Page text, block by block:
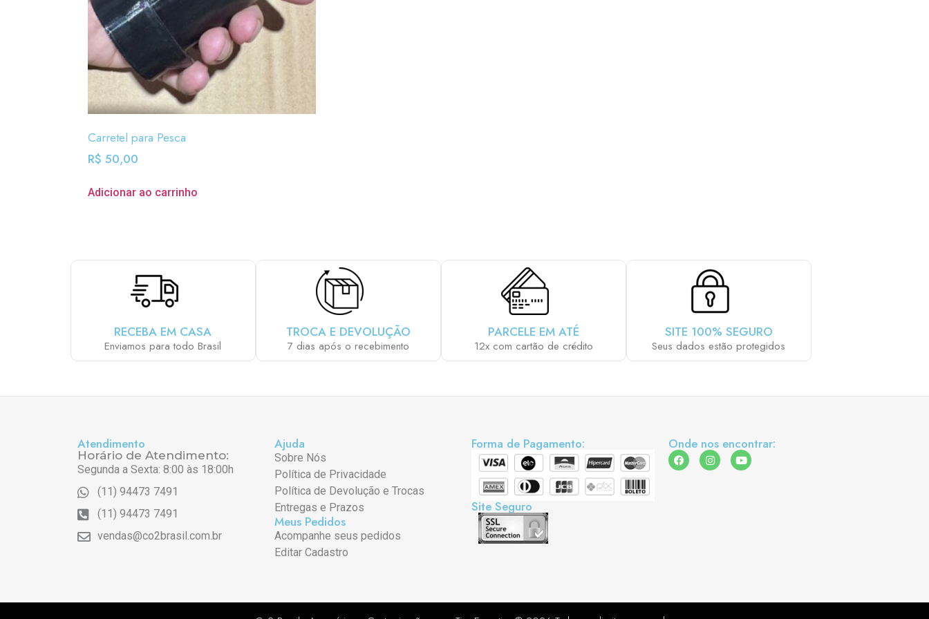
Carretel para Pesca
R$ 50,00
Adicionar ao carrinho
RECEBA EM CASA
Enviamos para todo Brasil
TROCA E DEVOLUÇÃO
7 dias após o recebimento
PARCELE EM ATÉ
12x com cartão de crédito
SITE 100% SEGURO
Seus dados estão protegidos
Atendimento
Horário de Atendimento:
Segunda a Sexta: 8:00 às 18:00h
(11) 94473 7491
(11) 94473 7491
vendas@co2brasil.com.br
Ajuda
Sobre Nós
Política de Privacidade
Política de Devolução e Trocas
Entregas e Prazos
Meus Pedidos
Acompanhe seus pedidos
Editar Cadastro
Forma de Pagamento:
Site Seguro
Onde nos encontrar: